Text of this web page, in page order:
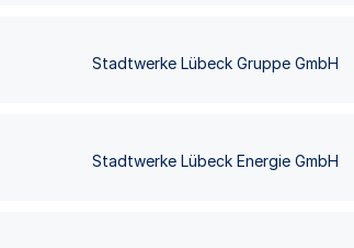
Stadtwerke Lübeck Gruppe GmbH
Stadtwerke Lübeck Energie GmbH